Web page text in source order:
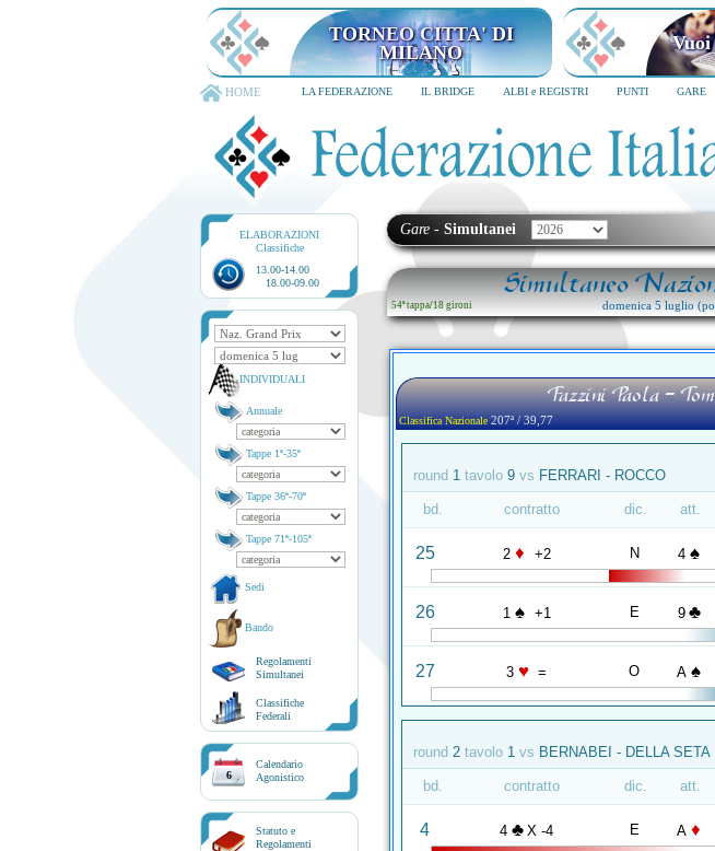
TORNEO CITTA' DI MILANO
6-8 dicembre 2026
HOME LA FEDERAZIONE IL BRIDGE ALBI e REGISTRI PUNTI GARE
ELABORAZIONI
Classifiche
13.00-14.00
18.00-09.00
INDIVIDUALI
Annuale
Tappe 1ª-35ª
Tappe 36ª-70ª
Tappe 71ª-105ª
Sedi
Bando
Regolamenti
Simultanei
Classifiche
Federali
6
Calendario
Agonistico
Statuto e
Regolamenti
Gare - Simultanei
Simultaneo
54ª tappa/18 gironi domenica 5 luglio
Fazzini Paola -
Classifica Nazionale207ª / 39,77
round 1 tavolo 9 vs FERRARI - ROCCO
bd. contratto dic. att.
25 2 ♦ +2 N 4 ♠
26 1 ♠ +1 E 9 ♣
27 3 ♥ = O A ♠
round 2 tavolo 1 vs BERNABEI - DELLA SETA
bd. contratto dic. att.
4 4 ♣ X -4 E A ♦